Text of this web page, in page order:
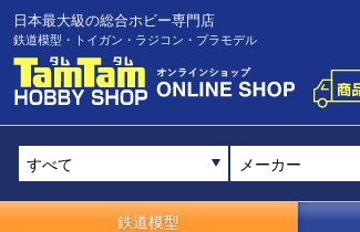
日本最大級の総合ホビー専門店
鉄道模型・トイガン・ラジコン・プラモデル
メーカー
鉄道模型